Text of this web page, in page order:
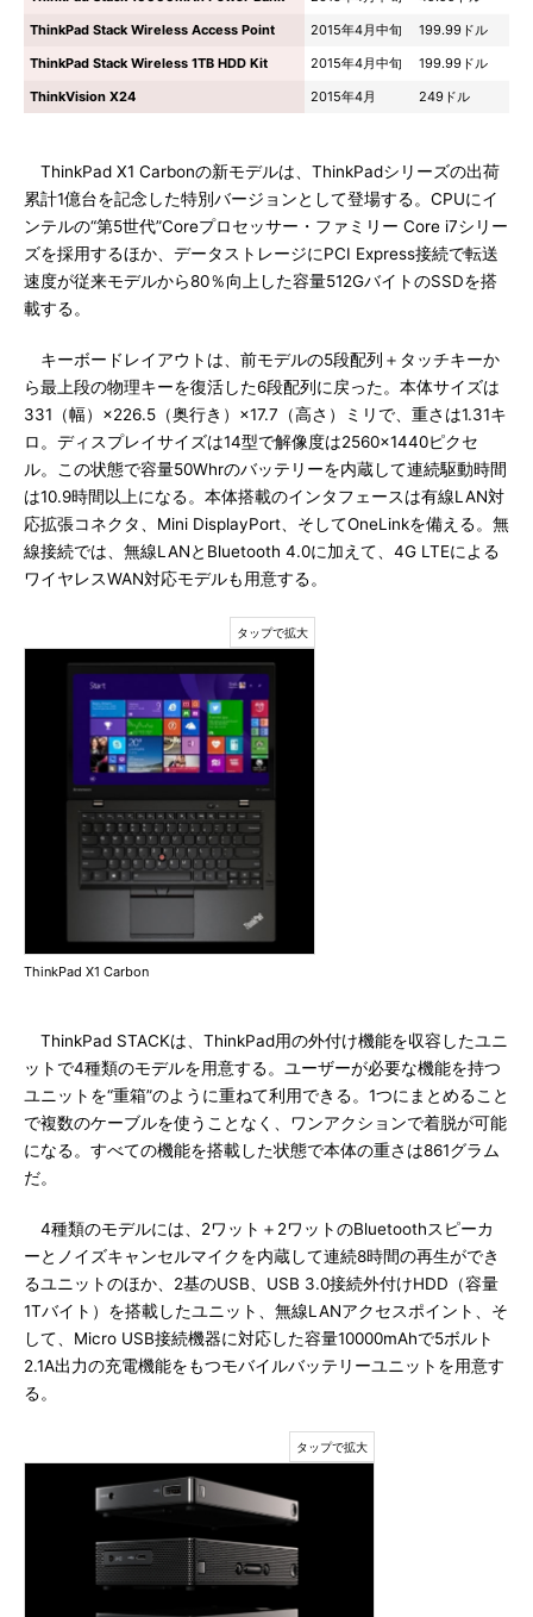
ThinkPad Stack Wireless Access Point
2015年4月中旬
199.99ドル
ThinkPad Stack Wireless 1TB HDD Kit
2015年4月中旬
199.99ドル
ThinkVision X24
2015年4月 249ドル
ThinkPad X1 Carbonの新モデルは、ThinkPadシリーズの出荷
累計1億台を記念した特別バージョンとして登場する。CPUにイ
ンテルの“第5世代”Coreプロセッサー・ファミリー Core i7シリー
ズを採用するほか、データストレージにPCI Express接続で転送
速度が従来モデルから80％向上した容量512GバイトのSSDを搭
載する。
キーボードレイアウトは、前モデルの5段配列＋タッチキーか
ら最上段の物理キーを復活した6段配列に戻った。本体サイズは
331（幅）×226.5（奥行き）×17.7（高さ）ミリで、重さは1.31キ
ロ。ディスプレイサイズは14型で解像度は2560×1440ピクセ
ル。この状態で容量50Whrのバッテリーを内蔵して連続駆動時間
は10.9時間以上になる。本体搭載のインタフェースは有線LAN対
応拡張コネクタ、Mini DisplayPort、そしてOneLinkを備える。無
線接続では、無線LANとBluetooth 4.0に加えて、4G LTEによる
ワイヤレスWAN対応モデルも用意する。
ThinkPad X1 Carbon
ThinkPad STACKは、ThinkPad用の外付け機能を収容したユニ
ットで4種類のモデルを用意する。ユーザーが必要な機能を持つ
ユニットを“重箱”のように重ねて利用できる。1つにまとめること
で複数のケーブルを使うことなく、ワンアクションで着脱が可能
になる。すべての機能を搭載した状態で本体の重さは861グラム
だ。
4種類のモデルには、2ワット＋2ワットのBluetoothスピーカ
ーとノイズキャンセルマイクを内蔵して連続8時間の再生ができ
るユニットのほか、2基のUSB、USB 3.0接続外付けHDD（容量
1Tバイト）を搭載したユニット、無線LANアクセスポイント、そ
して、Micro USB接続機器に対応した容量10000mAhで5ボルト
2.1A出力の充電機能をもつモバイルバッテリーユニットを用意す
る。